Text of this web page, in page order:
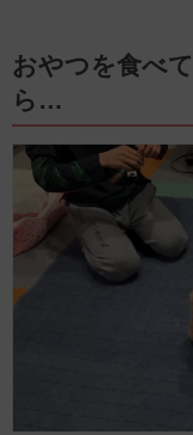
おやつを食べ
ら…